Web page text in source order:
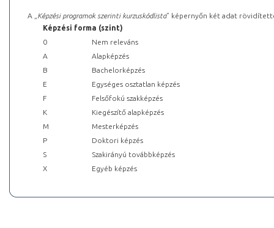
A „ Képzési programok szerinti kurzuskódlista” képernyőn két adat
Képzési forma (szint)
0
Nem releváns
A
Alapképzés
B
Bachelorképzés
E
Egységes osztatlan képzés
F
Felsőfokú szakképzés
K
Kiegészítő alapképzés
M
Mesterképzés
P
Doktori képzés
S
Szakirányú továbbképzés
X
Egyéb képzés